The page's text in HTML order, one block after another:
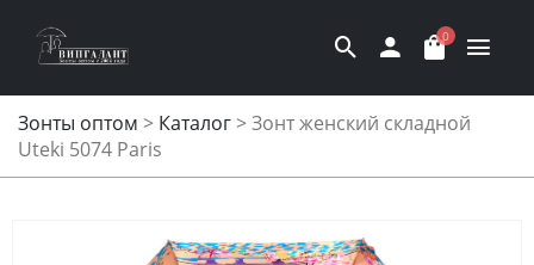
0
Зонты оптом > Каталог>Зонт женский складной
Uteki 5074 Paris